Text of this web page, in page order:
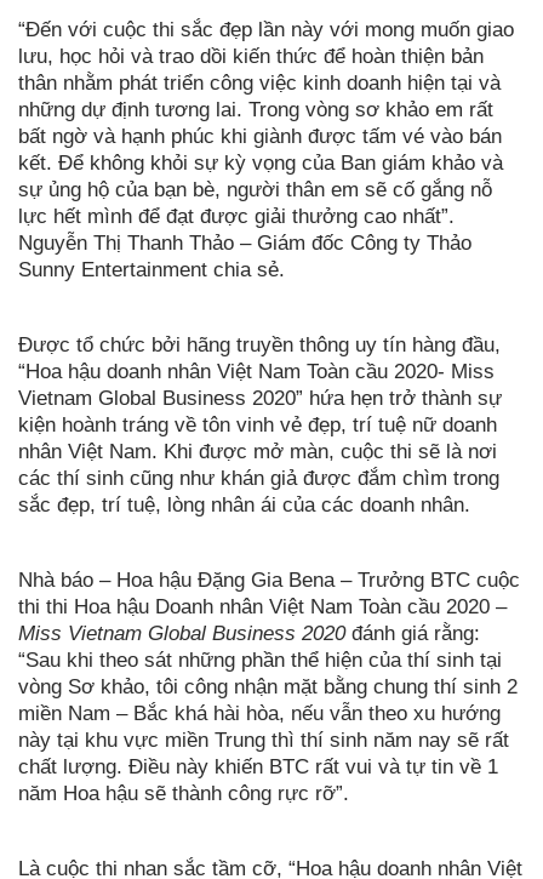
“Đến với cuộc thi sắc đẹp lần này với mong muốn giao
lưu, học hỏi và trao dồi kiến thức để hoàn thiện bản
thân nhằm phát triển công việc kinh doanh hiện tại và
những dự định tương lai. Trong vòng sơ khảo em rất
bất ngờ và hạnh phúc khi giành được tấm vé vào bán
kết. Để không khỏi sự kỳ vọng của Ban giám khảo và
sự ủng hộ của bạn bè, người thân em sẽ cố gắng nỗ
lực hết mình để đạt được giải thưởng cao nhất”.
Nguyễn Thị Thanh Thảo – Giám đốc Công ty Thảo
Sunny Entertainment chia sẻ.
Được tổ chức bởi hãng truyền thông uy tín hàng đầu,
“Hoa hậu doanh nhân Việt Nam Toàn cầu 2020- Miss
Vietnam Global Business 2020” hứa hẹn trở thành sự
kiện hoành tráng về tôn vinh vẻ đẹp, trí tuệ nữ doanh
nhân Việt Nam. Khi được mở màn, cuộc thi sẽ là nơi
các thí sinh cũng như khán giả được đắm chìm trong
sắc đẹp, trí tuệ, lòng nhân ái của các doanh nhân.
Nhà báo – Hoa hậu Đặng Gia Bena – Trưởng BTC cuộc
thi thi Hoa hậu Doanh nhân Việt Nam Toàn cầu 2020 –
Miss Vietnam Global Business 2020đánh giá rằng:
“Sau khi theo sát những phần thể hiện của thí sinh tại
vòng Sơ khảo, tôi công nhận mặt bằng chung thí sinh 2
miền Nam – Bắc khá hài hòa, nếu vẫn theo xu hướng
này tại khu vực miền Trung thì thí sinh năm nay sẽ rất
chất lượng. Điều này khiến BTC rất vui và tự tin về 1
năm Hoa hậu sẽ thành công rực rỡ”.
Là cuộc thi nhan sắc tầm cỡ, “Hoa hậu doanh nhân Việt